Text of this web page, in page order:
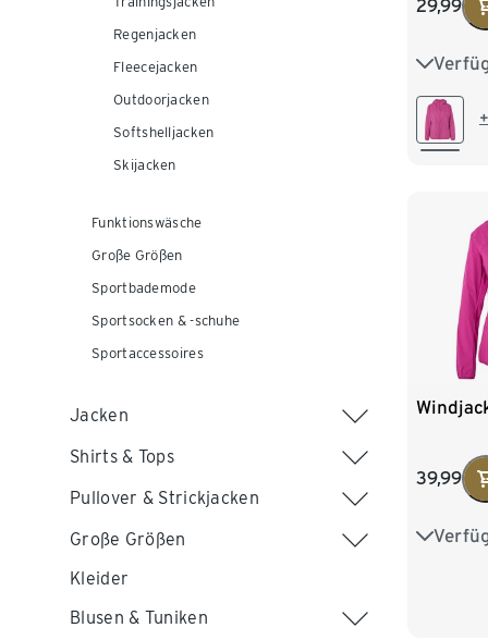
Regenjacken
Fleecejacken
Outdoorjacken
Softshelljacken
Skijacken
Funktionswäsche
Große Größen
Sportbademode
Sportsocken & -schuhe
Sportaccessoires
Jacken
Shirts & Tops
Pullover & Strickjacken
Große Größen
Kleider
Blusen & Tuniken
29,99
XS 32/
M 40/42
39,99
34